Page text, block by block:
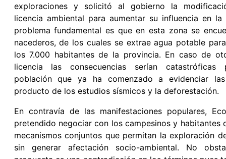
exploraciones y solicitó al gobierno la
licencia ambiental para aumentar su influencia en la
problema fundamental es que en esta zona se
nacederos, de los cuales se extrae agua potable
los 7.000 habitantes de la provincia. En caso de
licencia las consecuencias serían catastróficas
población que ya ha comenzado a evidenciar las
producto de los estudios sísmicos y la deforestación.
En contravía de las manifestaciones populares,
pretendido negociar con los campesinos y habitantes
mecanismos conjuntos que permitan la exploración
sin generar afectación socio-ambiental. No